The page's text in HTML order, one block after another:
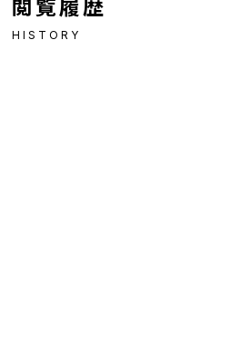
閲覧履歴
HISTORY